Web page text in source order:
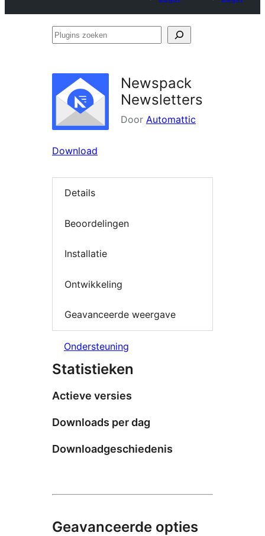
Plugins
Newspack
Newsletters
Door Automattic
Download
Details
Beoordelingen
Installatie
Ontwikkeling
Geavanceerde weergave
Ondersteuning
Statistieken
Actieve versies
Downloads per dag
Downloadgeschiedenis
Geavanceerde opties